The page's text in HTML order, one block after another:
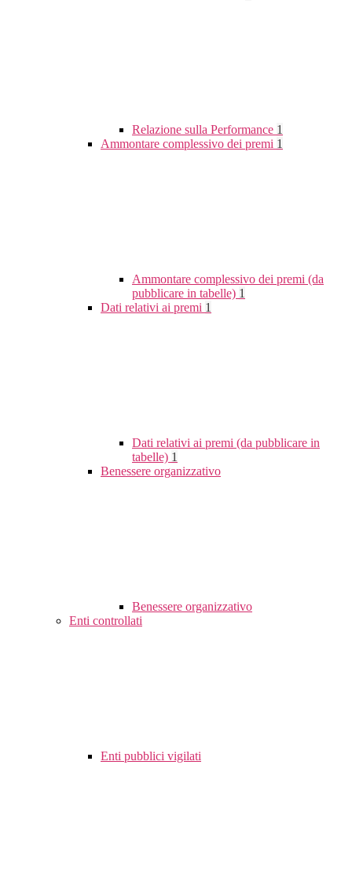
Relazione sulla Performance 1
Ammontare complessivo dei premi 1
Ammontare complessivo dei premi (da
pubblicare in tabelle) 1
Dati relativi ai premi 1
Dati relativi ai premi (da pubblicare in
tabelle) 1
Benessere organizzativo
Benessere organizzativo
Enti controllati
Enti pubblici vigilati